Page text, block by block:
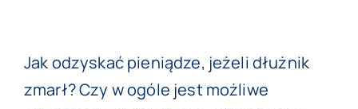
Larger
Image
Jak odzyskać pieniądze, jeżeli dłużnik
zmarł? Czy w ogóle jest możliwe